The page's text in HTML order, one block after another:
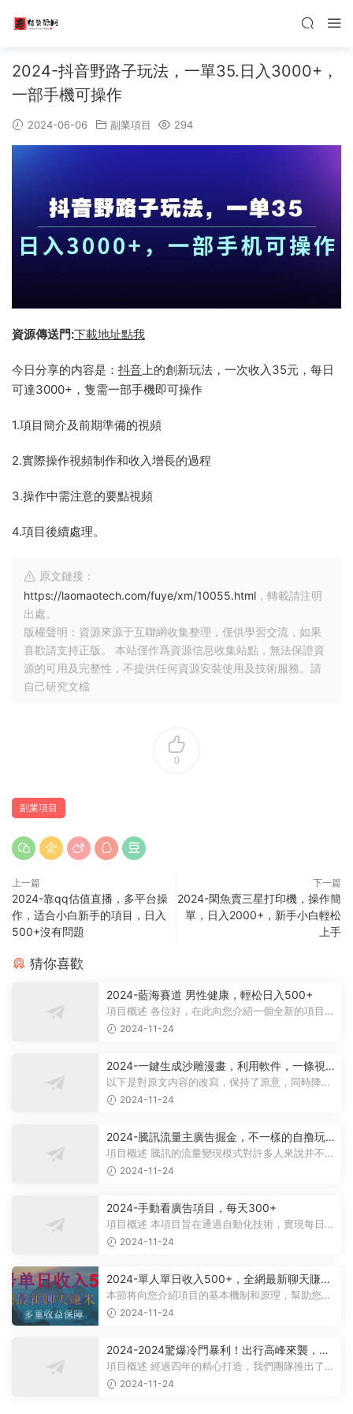
2024-抖音野路子玩法，一單35.日入3000+，
一部手機可操作
2024-06-06 副業項目 294
資源傳送門:下載地址點我
今日分享的内容是： 抖音上的創新玩法，一次收入35元，每日
可達3000+，隻需一部手機即可操作
1.項目簡介及前期準備的視頻
2.實際操作視頻制作和收入增長的過程
3.操作中需注意的要點視頻
4.項目後續處理。
原文鏈接：
https://laomaotech.com/fuye/xm/10055.html ，轉載請注明
出處。
版權聲明：資源來源于互聯網收集整理，僅供學習交流，如果
喜歡請支持正版。 本站僅作爲資源信息收集站點，無法保證資
源的可用及完整性，不提供任何資源安裝使用及技術服務。請
自己研究文檔
0
副業項目
上一篇
2024-靠qq估值直播，多平台操
作，适合小白新手的項目，日入
500+沒有問題
下一篇
2024-閑魚賣三星打印機，操作簡
單，日入2000+，新手小白輕松
上手
猜你喜歡
2024-藍海賽道 男性健康，輕松日入500+
項目概述 各位好，在此向您介紹一個全新的項目，
它聚焦于男性健康領域。衆所周知...
2024-11-24
2024-一鍵生成沙雕漫畫，利用軟件，一條視
頻播放12W+，單日變現1000+
以下是對原文内容的改寫，保持了原意，同時降低
2024-11-24
2024-騰訊流量主廣告掘金，不一樣的自撸玩
法，日賺500-1000+，無設備要求
項目概述 騰訊的流量變現模式對許多人來說并不陌
生，大多數人對其盈利方式有所了...
2024-11-24
2024-手動看廣告項目，每天300+
項目概述 本項目旨在通過自動化技術，實現每日觀
2024-11-24
2024-單人單日收入500+，全網最新聊天賺
米！适合所有人群簡單暴力！
本節将向您介紹項目的基本機制和原理，幫助您理
解項目的基本概念。 在項目實施前...
2024-11-24
2024-2024驚爆冷門暴利！出行高峰來襲，裏
程積分，高爆發期，一單300+—2000+，月入
過萬不是夢！
項目概述 經過四年的精心打造，我們團隊推出了一
個從未對外公布的項目——利用裏...
2024-11-24